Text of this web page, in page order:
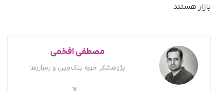
بازار هستند.
مصطفی افخمی
پژوهشگر حوزه بلاک‌چین و رمزارزها